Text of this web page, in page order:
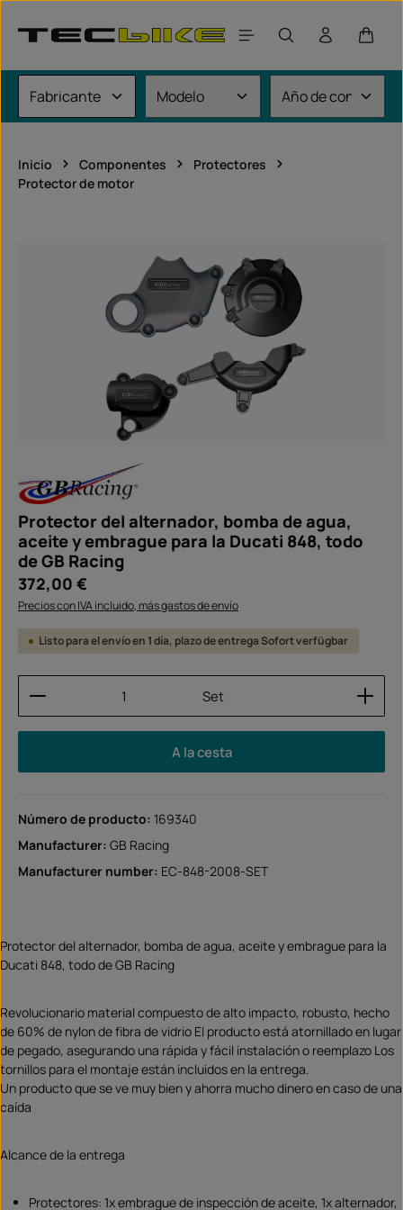
El
Inicio Componentes
Protectores
Protector de motor
Protector del alternador, bomba de agua,
aceite y embrague para la Ducati 848, todo
de GB Racing
Precio normal:
372,00 €
Precios con IVA incluido, más gastos de envío
Listo para el envío en 1 día, plazo de entrega Sofort verfügbar
Cantidad del producto: introduce la cantidad
Set
A la cesta
Número de producto: 169340
Manufacturer: GB Racing
Manufacturer number: EC-848-2008-SET
Protector del alternador, bomba de agua, aceite y embrague para la
Ducati 848, todo de GB Racing
Revolucionario material compuesto de alto impacto, robusto, hecho
de 60% de nylon de fibra de vidrio El producto está atornillado en lugar
de pegado, asegurando una rápida y fácil instalación o reemplazo Los
tornillos para el montaje están incluidos en la entrega.
Un producto que se ve muy bien y ahorra mucho dinero en caso de una
caída
Alcance de la entrega
Protectores: 1x embrague de inspección de aceite, 1x alternador,